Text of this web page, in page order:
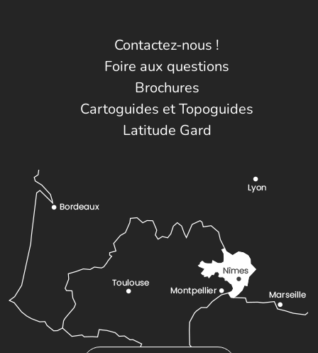
Contactez-nous !
Foire aux questions
Brochures
Cartoguides et Topoguides
Latitude Gard